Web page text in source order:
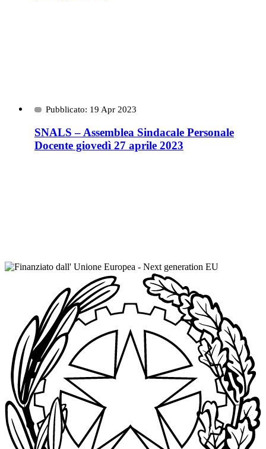
Pubblicato: 19 Apr 2023
SNALS – Assemblea Sindacale Personale
Docente giovedì 27 aprile 2023